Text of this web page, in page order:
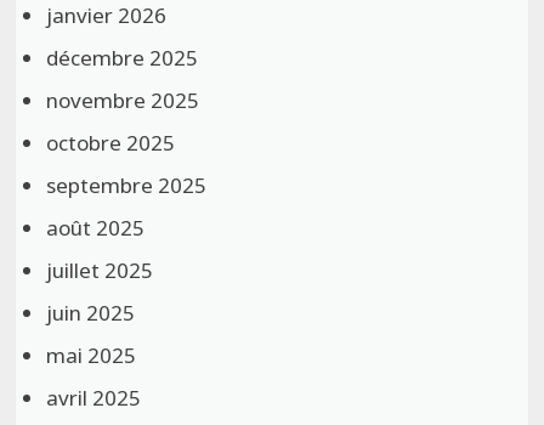
janvier 2026
décembre 2025
novembre 2025
octobre 2025
septembre 2025
août 2025
juillet 2025
juin 2025
mai 2025
avril 2025